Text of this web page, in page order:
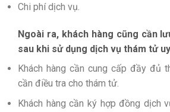
Chi phí dịch vụ.
Ngoài ra, khách hàng cũng cần
sau khi sử dụng dịch vụ thám tử
Khách hàng cần cung cấp đầy đủ
cần điều tra cho thám tử.
Khách hàng cần ký hợp đồng dịch